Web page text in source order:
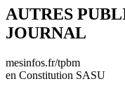
AUTRES
JOURNAL
mesinfos.fr/tpbm
en Constitution SASU